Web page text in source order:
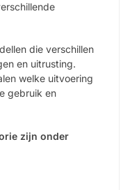
die verschillen
en uitrusting.
welke uitvoering
gebruik en
zijn onder